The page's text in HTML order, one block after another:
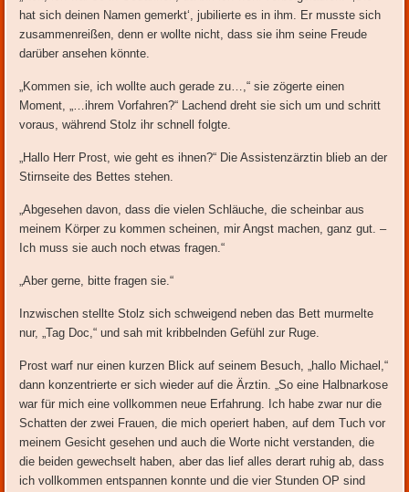
hat sich deinen Namen gemerkt‘, jubilierte es in ihm. Er musste sich
zusammenreißen, denn er wollte nicht, dass sie ihm seine Freude
darüber ansehen könnte.
„Kommen sie, ich wollte auch gerade zu…,“ sie zögerte einen
Moment, „…ihrem Vorfahren?“ Lachend dreht sie sich um und schritt
voraus, während Stolz ihr schnell folgte.
„Hallo Herr Prost, wie geht es ihnen?“ Die Assistenzärztin blieb an der
Stirnseite des Bettes stehen.
„Abgesehen davon, dass die vielen Schläuche, die scheinbar aus
meinem Körper zu kommen scheinen, mir Angst machen, ganz gut. –
Ich muss sie auch noch etwas fragen.“
„Aber gerne, bitte fragen sie.“
Inzwischen stellte Stolz sich schweigend neben das Bett murmelte
nur, „Tag Doc,“ und sah mit kribbelnden Gefühl zur Ruge.
Prost warf nur einen kurzen Blick auf seinem Besuch, „hallo Michael,“
dann konzentrierte er sich wieder auf die Ärztin. „So eine Halbnarkose
war für mich eine vollkommen neue Erfahrung. Ich habe zwar nur die
Schatten der zwei Frauen, die mich operiert haben, auf dem Tuch vor
meinem Gesicht gesehen und auch die Worte nicht verstanden, die
die beiden gewechselt haben, aber das lief alles derart ruhig ab, dass
ich vollkommen entspannen konnte und die vier Stunden OP sind